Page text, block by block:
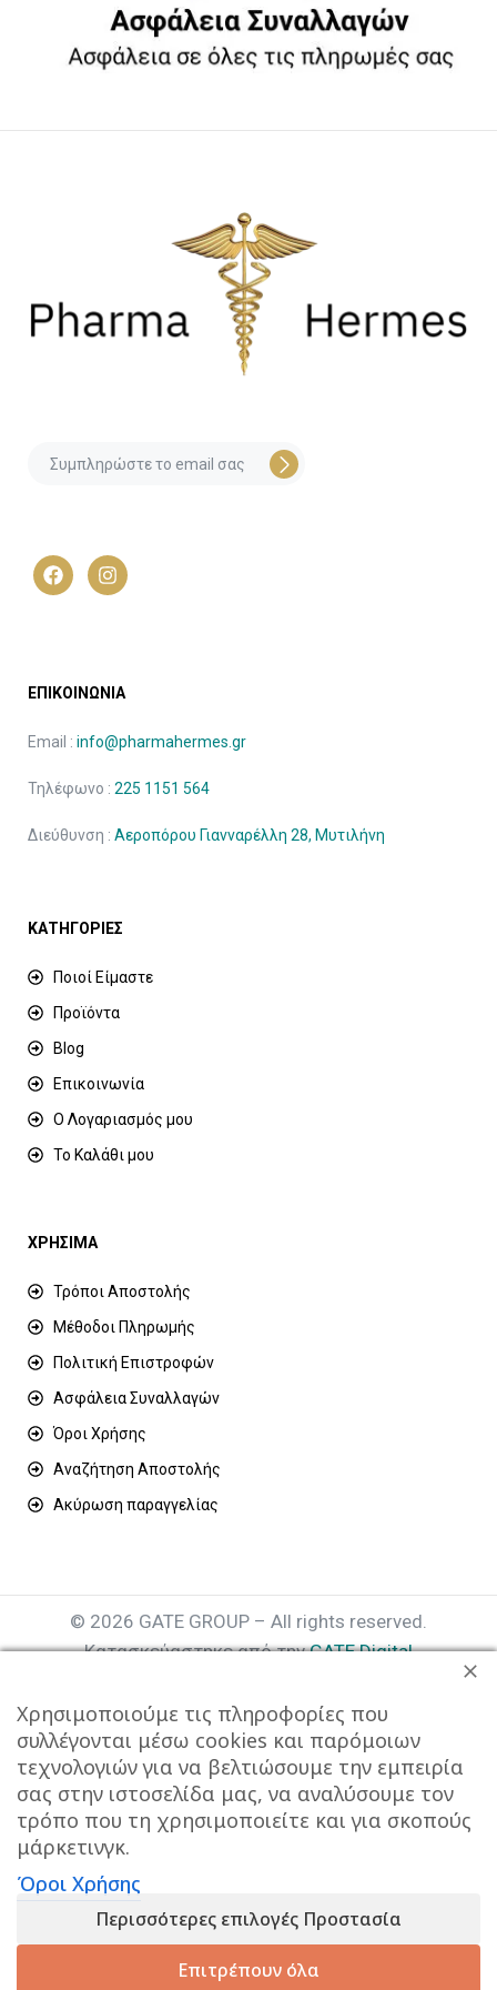
ΕΠΙΚΟΙΝΩΝΙΑ
Email : info@pharmahermes.gr
Τηλέφωνο : 225 1151 564
Διεύθυνση : Αεροπόρου Γιανναρέλλη 28, Μυτιλήνη
ΚΑΤΗΓΟΡΙΕΣ
Ποιοί Είμαστε
Προϊόντα
Blog
Επικοινωνία
Ο Λογαριασμός μου
Το Καλάθι μου
ΧΡΗΣΙΜΑ
Τρόποι Αποστολής
Μέθοδοι Πληρωμής
Πολιτική Επιστροφών
Ασφάλεια Συναλλαγών
Όροι Χρήσης
Αναζήτηση Αποστολής
Ακύρωση παραγγελίας
© 2026 GATE GROUP – All rights reserved.
Κατασκεύαστηκε από τηνGATE Digital
Αριθμός Γ.Ε.ΜΗ. : 077935642000
χρησιμοποιεί το Google Analytics για τη συλλογή μη-
προσωπικών δεδομένων με σκοπό τη βελτίωση της
Χρησιμοποιούμε τις πληροφορίες που
συλλέγονται μέσω cookies και παρόμοιων
τεχνολογιών για να βελτιώσουμε την εμπειρία
σας στην ιστοσελίδα μας, να αναλύσουμε τον
τρόπο που τη χρησιμοποιείτε και για σκοπούς
μάρκετινγκ.
Όροι Χρήσης
Περισσότερες επιλογές Προστασία
Επιτρέπουν όλα